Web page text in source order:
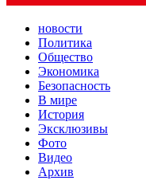
новости
Политика
Общество
Экономика
Безопасность
В мире
История
Эксклюзивы
Фото
Видео
Архив